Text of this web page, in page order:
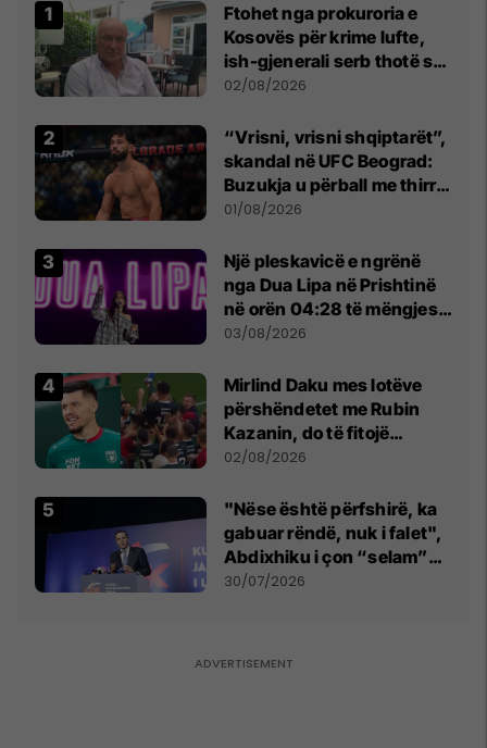
Ftohet nga prokuroria e
Kosovës për krime lufte,
ish-gjenerali serb thotë se
dikush e tradhtoi në
02/08/2026
“Vrisni, vrisni shqiptarët”,
skandal në UFC Beograd:
Buzukja u përball me thirrje
anti-shqiptare nga
01/08/2026
Një pleskavicë e ngrënë
nga Dua Lipa në Prishtinë
në orën 04:28 të mëngjesit
- dhe bota digjitale serbe
03/08/2026
Mirlind Daku mes lotëve
përshëndetet me Rubin
Kazanin, do të fitojë
miliona te Spartak Moska
02/08/2026
"Nëse është përfshirë, ka
gabuar rëndë, nuk i falet",
Abdixhiku i çon “selam”
Përparim Ramës
30/07/2026